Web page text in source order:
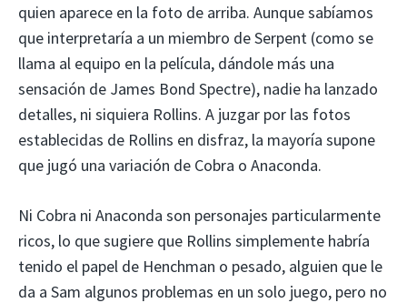
quien aparece en la foto de arriba. Aunque sabíamos
que interpretaría a un miembro de Serpent (como se
llama al equipo en la película, dándole más una
sensación de James Bond Spectre), nadie ha lanzado
detalles, ni siquiera Rollins. A juzgar por las fotos
establecidas de Rollins en disfraz, la mayoría supone
que jugó una variación de Cobra o Anaconda.
Ni Cobra ni Anaconda son personajes particularmente
ricos, lo que sugiere que Rollins simplemente habría
tenido el papel de Henchman o pesado, alguien que le
da a Sam algunos problemas en un solo juego, pero no